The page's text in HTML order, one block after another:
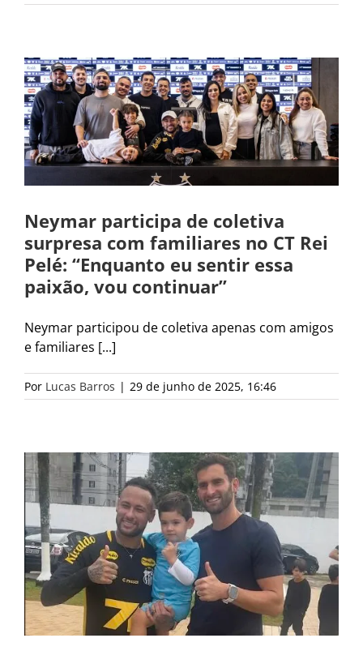
Neymar participa de coletiva
surpresa com familiares no CT Rei
Pelé: “Enquanto eu sentir essa
paixão, vou continuar”
Neymar participou de coletiva apenas com amigos
e familiares [...]
Por Lucas Barros | 29 de junho de 2025, 16:46